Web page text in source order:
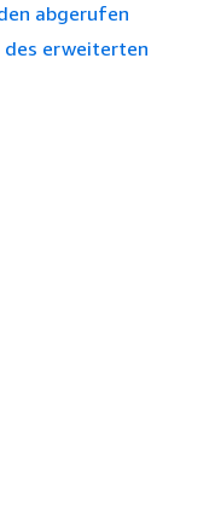
abgerufen
erweiterten